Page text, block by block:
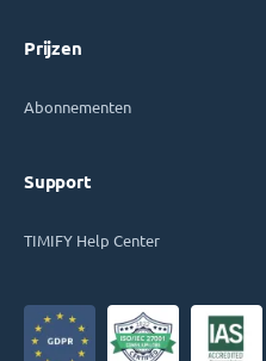
Prijzen
Abonnementen
Support
TIMIFY Help Center